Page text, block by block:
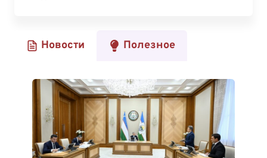
ИСКУССТВЕННЫЙ
ПОВСЕДНЕВНОЙ
ЖИЗНИ
Новости Полезное